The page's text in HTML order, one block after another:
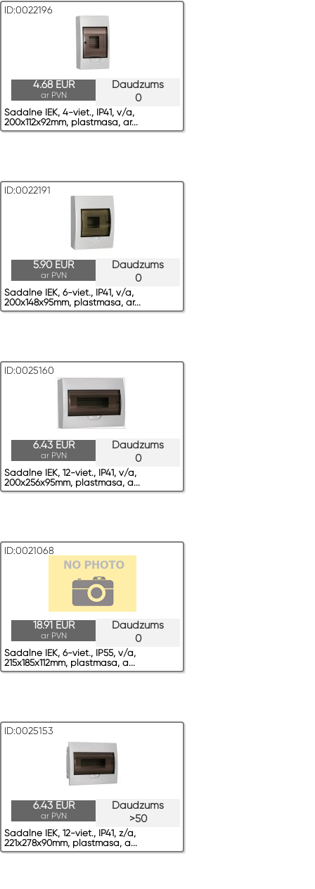
ID:0022196
Daudzums
0
4.68 EUR
ar PVN
Sadalne IEK, 4-viet., IP41, v/a,
200x112x92mm, plastmasa, ar...
ID:0022191
Daudzums
0
5.90 EUR
ar PVN
Sadalne IEK, 6-viet., IP41, v/a,
200x148x95mm, plastmasa, ar...
ID:0025160
Daudzums
0
6.43 EUR
ar PVN
Sadalne IEK, 12-viet., IP41, v/a,
200x256x95mm, plastmasa, a...
ID:0021068
Daudzums
0
18.91 EUR
ar PVN
Sadalne IEK, 6-viet., IP55, v/a,
215x185x112mm, plastmasa, a...
ID:0025153
Daudzums
>50
6.43 EUR
ar PVN
Sadalne IEK, 12-viet., IP41, z/a,
221x278x90mm, plastmasa, a...